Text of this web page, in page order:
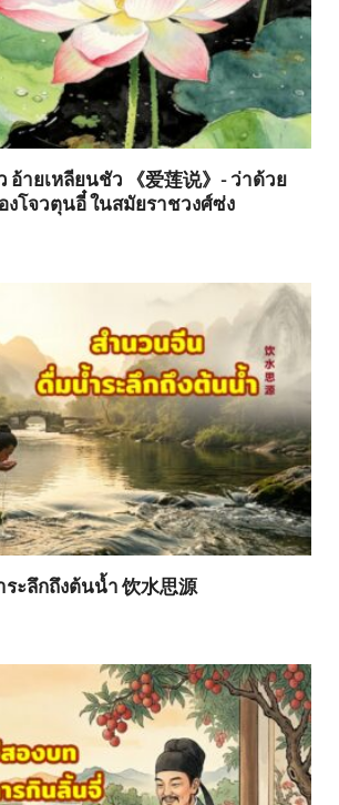
อ้ายเหลียนชัว 《爱莲说》- ว่าด้วย
งโจวตุนอี๋ ในสมัยราชวงศ์ซ่ง
ะลึกถึงต้นน้ำ 饮水思源